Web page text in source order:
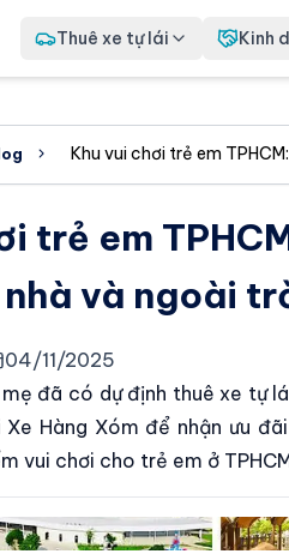
Thuê xe tự lái Kinh
Khu vui chơi trẻ em
trẻ em
và ngoài
04/11/2025
đã có dự định thuê xe tự
Xe Hàng Xóm để nhận ưu
vui chơi cho trẻ em ở
trời ở TpHCM